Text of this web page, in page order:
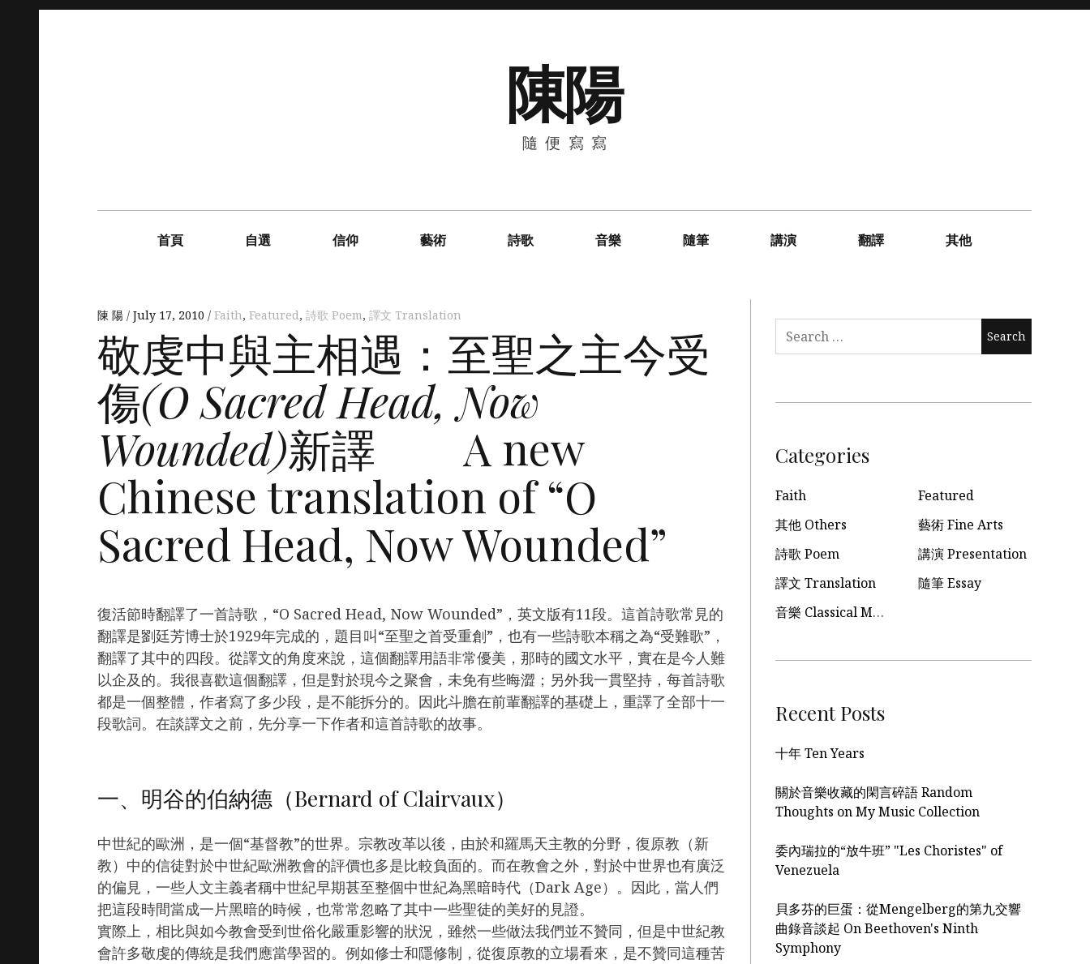
陳陽
隨便寫寫
首頁 自選 信仰 藝術 詩歌 音樂 隨筆 講演 翻譯 其他
陳 陽 July 17, 2010 Faith, Featured, 詩歌 Poem, 譯文 Translation
敬虔中與主相遇：至聖之主今受
傷(O Sacred Head, Now
Wounded)新譯 A new
Chinese translation of “O
Sacred Head, Now Wounded”
復活節時翻譯了一首詩歌，“O Sacred Head, Now Wounded”，英文版有11段。這首詩歌常見的
翻譯是劉廷芳博士於1929年完成的，題目叫“至聖之首受重創”，也有一些詩歌本稱之為“受難歌”，
翻譯了其中的四段。從譯文的角度來說，這個翻譯用語非常優美，那時的國文水平，實在是今人難
以企及的。我很喜歡這個翻譯，但是對於現今之聚會，未免有些晦澀；另外我一貫堅持，每首詩歌
都是一個整體，作者寫了多少段，是不能拆分的。因此斗膽在前輩翻譯的基礎上，重譯了全部十一
段歌詞。在談譯文之前，先分享一下作者和這首詩歌的故事。
一、明谷的伯納德（Bernard of Clairvaux）
中世紀的歐洲，是一個“基督教”的世界。宗教改革以後，由於和羅馬天主教的分野，復原教（新
教）中的信徒對於中世紀歐洲教會的評價也多是比較負面的。而在教會之外，對於中世界也有廣泛
的偏見，一些人文主義者稱中世紀早期甚至整個中世紀為黑暗時代（Dark Age）。因此，當人們
把這段時間當成一片黑暗的時候，也常常忽略了其中一些聖徒的美好的見證。
實際上，相比與如今教會受到世俗化嚴重影響的狀況，雖然一些做法我們並不贊同，但是中世紀教
會許多敬虔的傳統是我們應當學習的。例如修士和隱修制，從復原教的立場看來，是不贊同這種苦
Search
Categories
Faith
Featured
其他 Others
藝術 Fine Arts
詩歌 Poem
講演 Presentation
譯文 Translation
隨筆 Essay
音樂 Classical Music
Recent Posts
十年 Ten Years
關於音樂收藏的閑言碎語 Random
Thoughts on My Music Collection
委內瑞拉的“放牛班” "Les Choristes" of
Venezuela
貝多芬的巨蛋：從Mengelberg的第九交響
曲錄音談起 On Beethoven's Ninth
Symphony